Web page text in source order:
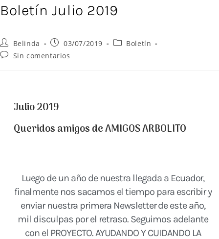
Boletín Julio 2019
Belinda 03/07/2019
Boletín
Sin comentarios
Julio 2019
Queridos amigos de AMIGOS ARBOLITO
Luego de un año de nuestra llegada a Ecuador,
finalmente nos sacamos el tiempo para escribir y
enviar nuestra primera Newsletter de este año,
mil disculpas por el retraso. Seguimos adelante
con el PROYECTO. AYUDANDO Y CUIDANDO LA